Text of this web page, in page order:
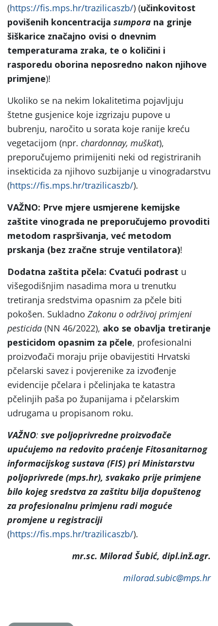
(https://fis.mps.hr/trazilicaszb/) (učinkovitost
povišenih koncentracija sumpora na grinje
šiškarice značajno ovisi o dnevnim
temperaturama zraka, te o količini i
rasporedu oborina neposredno nakon njihove
primjene)!
Ukoliko se na nekim lokalitetima pojavljuju
štetne gusjenice koje izgrizaju pupove u
bubrenju, naročito u sorata koje ranije kreću
vegetacijom (npr. chardonnay, muškat),
preporučujemo primijeniti neki od registriranih
insekticida za njihovo suzbijanje u vinogradarstvu
(https://fis.mps.hr/trazilicaszb/).
VAŽNO: Prve mjere usmjerene kemijske
zaštite vinograda ne preporučujemo provoditi
metodom raspršivanja, već metodom
prskanja (bez zračne struje ventilatora)!
Dodatna zaštita pčela: Cvatući podrast u
višegodišnjim nasadima mora u trenutku
tretiranja sredstvima opasnim za pčele biti
pokošen. Sukladno Zakonu o održivoj primjeni
pesticida (NN 46/2022), ako se obavlja tretiranje
pesticidom opasnim za pčele, profesionalni
proizvođači moraju prije obavijestiti Hrvatski
pčelarski savez i povjerenike za izvođenje
evidencije pčelara i pčelinjaka te katastra
pčelinjih paša po županijama i pčelarskim
udrugama u propisanom roku.
VAŽNO: sve poljoprivredne proizvođače
upućujemo na redovito praćenje Fitosanitarnog
informacijskog sustava (FIS) pri Ministarstvu
poljoprivrede (mps.hr), svakako prije primjene
bilo kojeg sredstva za zaštitu bilja dopuštenog
za profesionalnu primjenu radi moguće
promjene u registraciji
(https://fis.mps.hr/trazilicaszb/).
mr.sc. Milorad Šubić, dipl.inž.agr.
milorad.subic@mps.hr